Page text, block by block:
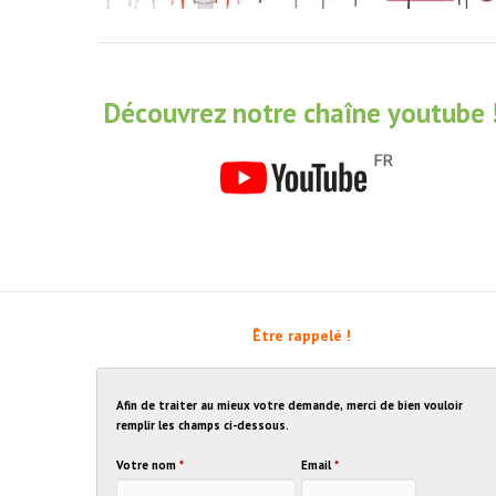
Découvrez notre chaîne youtube
Être rappelé !
Afin de traiter au mieux votre demande, merci de bien vouloir
remplir les champs ci-dessous.
Votre nom* Email *